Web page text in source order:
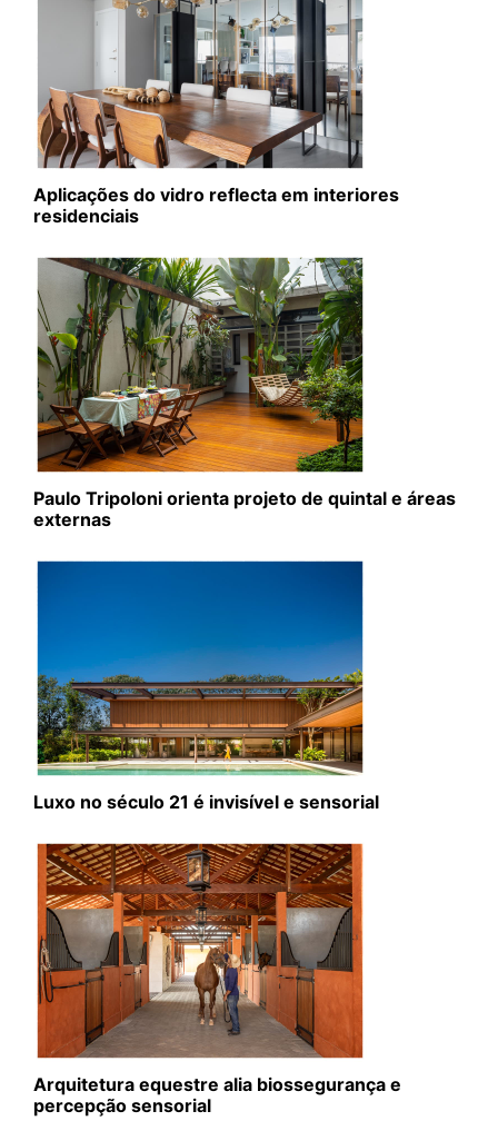
Aplicações do vidro reflecta em interiores
residenciais
Paulo Tripoloni orienta projeto de quintal e áreas
externas
Luxo no século 21 é invisível e sensorial
Arquitetura equestre alia biossegurança e
percepção sensorial